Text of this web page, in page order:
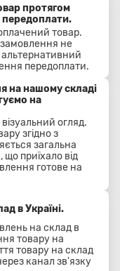
протягом
передоплати.
товар.
не
передоплати.
на нашому складі
на
огляд.
згідно з
загальна
що приїхало від
готове на
в Україні.
на склад в
товару на
товару на склад
канал зв'язку